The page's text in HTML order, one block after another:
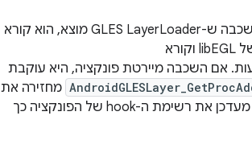
‫GLES LayerLoader, רכיב בטוען EGL, מזהה שכבות GLES. עבור כל שכבה ש-GLES LayerLoader מוצא, הוא קורא
, עובר על רשימות הפונקציות של libEGL וקורא
אם השכבה מיירטת פונקציה, היא עוקבת
מחזירה את
אותה כתובת פונקציה שהועברה אליה. לאחר מכן, הכלי LayerLoader מעדכן את רשימת ה-hook של הפונקציה כך